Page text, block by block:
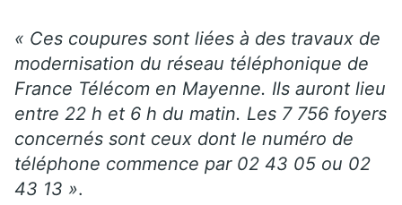
« Ces coupures sont liées à des travaux de
modernisation du réseau téléphonique de
France Télécom en Mayenne. Ils auront lieu
entre 22 h et 6 h du matin. Les 7 756 foyers
concernés sont ceux dont le numéro de
téléphone commence par 02 43 05 ou 02
43 13 ».